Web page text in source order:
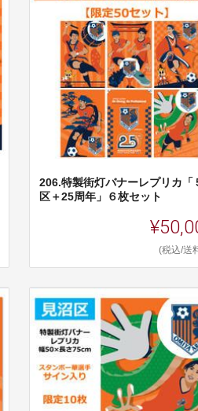
206.特製街灯バナーレプリカ「
区＋25周年」６枚セット
(税込/送